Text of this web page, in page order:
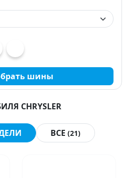
шины
CHRYSLER
ВСЕ (21)